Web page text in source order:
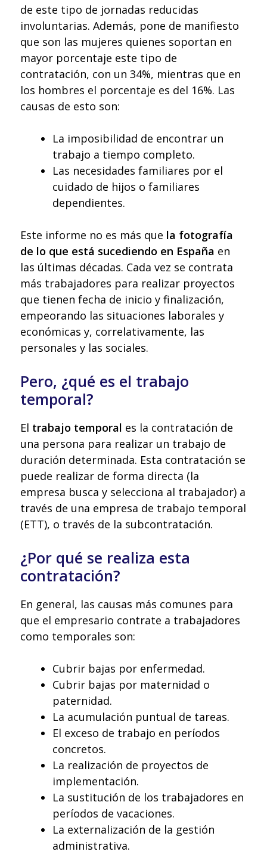
de este tipo de jornadas reducidas
involuntarias. Además, pone de manifiesto
que son las mujeres quienes soportan en
mayor porcentaje este tipo de
contratación, con un 34%, mientras que en
los hombres el porcentaje es del 16%. Las
causas de esto son:
La imposibilidad de encontrar un
trabajo a tiempo completo.
Las necesidades familiares por el
cuidado de hijos o familiares
dependientes.
Este informe no es más que la fotografía
de lo que está sucediendo en España en
las últimas décadas. Cada vez se contrata
más trabajadores para realizar proyectos
que tienen fecha de inicio y finalización,
empeorando las situaciones laborales y
económicas y, correlativamente, las
personales y las sociales.
Pero, ¿qué es el trabajo
temporal?
El trabajo temporal es la contratación de
una persona para realizar un trabajo de
duración determinada. Esta contratación se
puede realizar de forma directa (la
empresa busca y selecciona al trabajador) a
través de una empresa de trabajo temporal
(ETT), o través de la subcontratación.
¿Por qué se realiza esta
contratación?
En general, las causas más comunes para
que el empresario contrate a trabajadores
como temporales son:
Cubrir bajas por enfermedad.
Cubrir bajas por maternidad o
paternidad.
La acumulación puntual de tareas.
El exceso de trabajo en períodos
concretos.
La realización de proyectos de
implementación.
La sustitución de los trabajadores en
períodos de vacaciones.
La externalización de la gestión
administrativa.